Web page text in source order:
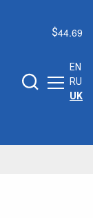
44.69
EN
RU
UK